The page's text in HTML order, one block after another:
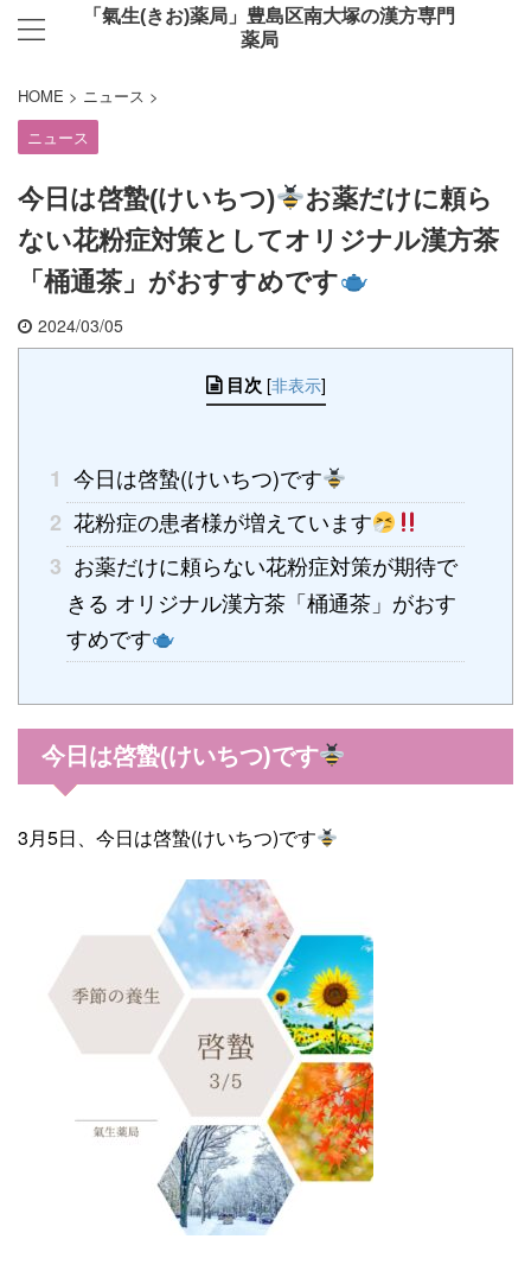
「氣生(きお)薬局」豊島区南大塚の漢方専門
薬局
HOME > ニュース >
ニュース
今日は啓蟄(けいちつ)
お薬だけに頼ら
ない花粉症対策としてオリジナル漢方茶
「桶通茶」がおすすめです
2024/03/05
目次 [非表示]
1 今日は啓蟄(けいちつ)です
2 花粉症の患者様が増えています
3 お薬だけに頼らない花粉症対策が期待で
きる オリジナル漢方茶「桶通茶」がおす
すめです
今日は啓蟄(けいちつ)です
3月5日、今日は啓蟄(けいちつ)です